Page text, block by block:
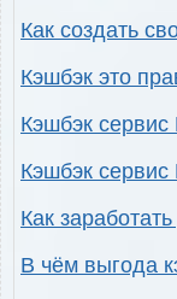
Как создать
Кэшбэк это
Кэшбэк
Кэшбэк сервис
Как
В чём выгода